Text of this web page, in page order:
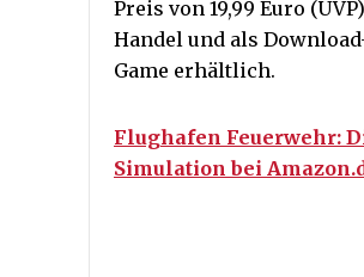
Preis von 19,99 Euro
Handel und als
Game erhältlich.
Flughafen Feuerwehr:
Simulation bei